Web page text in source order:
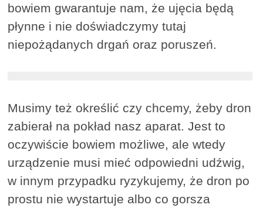
bowiem gwarantuje nam, że ujęcia będą
płynne i nie doświadczymy tutaj
niepożądanych drgań oraz poruszeń.
Musimy też określić czy chcemy, żeby dron
zabierał na pokład nasz aparat. Jest to
oczywiście bowiem możliwe, ale wtedy
urządzenie musi mieć odpowiedni udźwig,
w innym przypadku ryzykujemy, że dron po
prostu nie wystartuje albo co gorsza